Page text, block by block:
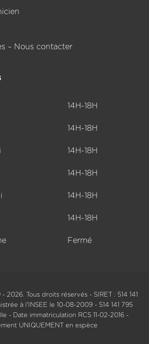
– Nous contacter
14H-18H
14H-18H
14H-18H
14H-18H
14H-18H
14H-18H
Fermé
Tous droits réservés - SIRET : 514 141
à l'INSEE le 10-08-2009 - 514 141 795
- Date immatriculation RCS 11-02-2016 -
UNIQUEMENT en espèce